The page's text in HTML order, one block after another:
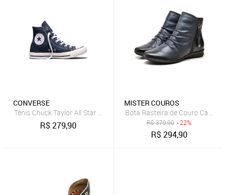
CONVERSE
Tênis Chuck Taylor All Star Cano Alto Azul Marinho
R$279,90
MISTER COUROS
Bota Rasteira de Couro Cano
R$379,90 - 22%
R$294,90